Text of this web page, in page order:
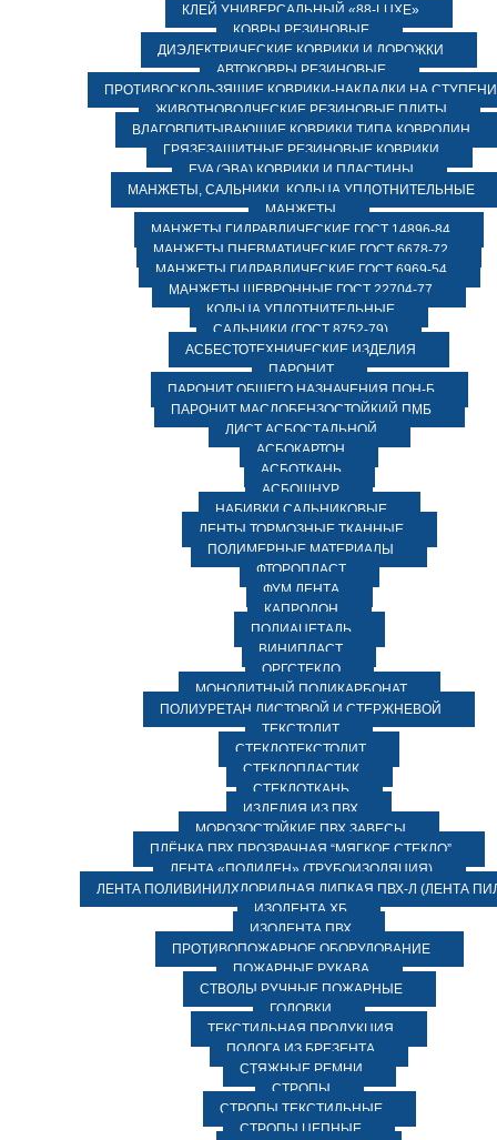
КЛЕЙ УНИВЕРСАЛЬНЫЙ «88-LUXE»
КОВРЫ РЕЗИНОВЫЕ
ДИЭЛЕКТРИЧЕСКИЕ КОВРИКИ И ДОРОЖКИ
АВТОКОВРЫ РЕЗИНОВЫЕ
ПРОТИВОСКОЛЬЗЯЩИЕ КОВРИКИ-НАКЛАДКИ НА СТУПЕНИ
ЖИВОТНОВОДЧЕСКИЕ РЕЗИНОВЫЕ ПЛИТЫ
ВЛАГОВПИТЫВАЮЩИЕ КОВРИКИ ТИПА КОВРОЛИН
ГРЯЗЕЗАЩИТНЫЕ РЕЗИНОВЫЕ КОВРИКИ
EVA (ЭВА) КОВРИКИ И ПЛАСТИНЫ
МАНЖЕТЫ, САЛЬНИКИ, КОЛЬЦА УПЛОТНИТЕЛЬНЫЕ
МАНЖЕТЫ
МАНЖЕТЫ ГИДРАВЛИЧЕСКИЕ ГОСТ 14896-84
МАНЖЕТЫ ПНЕВМАТИЧЕСКИЕ ГОСТ 6678-72
МАНЖЕТЫ ГИДРАВЛИЧЕСКИЕ ГОСТ 6969-54
МАНЖЕТЫ ШЕВРОННЫЕ ГОСТ 22704-77
КОЛЬЦА УПЛОТНИТЕЛЬНЫЕ
САЛЬНИКИ (ГОСТ 8752-79)
АСБЕСТОТЕХНИЧЕСКИЕ ИЗДЕЛИЯ
ПАРОНИТ
ПАРОНИТ ОБЩЕГО НАЗНАЧЕНИЯ ПОН-Б
ПАРОНИТ МАСЛОБЕНЗОСТОЙКИЙ ПМБ
ЛИСТ АСБОСТАЛЬНОЙ
АСБОКАРТОН
АСБОТКАНЬ
АСБОШНУР
НАБИВКИ САЛЬНИКОВЫЕ
ЛЕНТЫ ТОРМОЗНЫЕ ТКАННЫЕ
ПОЛИМЕРНЫЕ МАТЕРИАЛЫ
ФТОРОПЛАСТ
ФУМ ЛЕНТА
КАПРОЛОН
ПОЛИАЦЕТАЛЬ
ВИНИПЛАСТ
ОРГСТЕКЛО
МОНОЛИТНЫЙ ПОЛИКАРБОНАТ
ПОЛИУРЕТАН ЛИСТОВОЙ И СТЕРЖНЕВОЙ
ТЕКСТОЛИТ
СТЕКЛОТЕКСТОЛИТ
СТЕКЛОПЛАСТИК
СТЕКЛОТКАНЬ
ИЗДЕЛИЯ ИЗ ПВХ
МОРОЗОСТОЙКИЕ ПВХ ЗАВЕСЫ
ПЛЁНКА ПВХ ПРОЗРАЧНАЯ “МЯГКОЕ СТЕКЛО”
ЛЕНТА «ПОЛИЛЕН» (ТРУБОИЗОЛЯЦИЯ)
ЛЕНТА ПОЛИВИНИЛХЛОРИДНАЯ ЛИПКАЯ ПВХ-Л (ЛЕНТА
ИЗОЛЕНТА ХБ
ИЗОЛЕНТА ПВХ
ПРОТИВОПОЖАРНОЕ ОБОРУДОВАНИЕ
ПОЖАРНЫЕ РУКАВА
СТВОЛЫ РУЧНЫЕ ПОЖАРНЫЕ
ГОЛОВКИ
ТЕКСТИЛЬНАЯ ПРОДУКЦИЯ
ПОЛОГА ИЗ БРЕЗЕНТА
СТЯЖНЫЕ РЕМНИ
СТРОПЫ
СТРОПЫ ТЕКСТИЛЬНЫЕ
СТРОПЫ ЦЕПНЫЕ